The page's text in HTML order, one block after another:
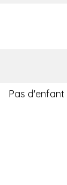
Pas d'enfant